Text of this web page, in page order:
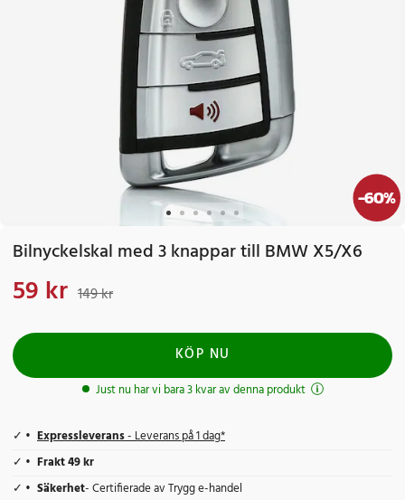
-60%
Bilnyckelskal med 3 knappar till BMW X5/X6
Nuvarande pris
59 kr 149 kr
KÖP NU
Just nu har vi bara 3 kvar av denna produkt
Expressleverans- Leverans på 1 dag*
Frakt 49 kr
Säkerhet- Certifierade av Trygg e-handel